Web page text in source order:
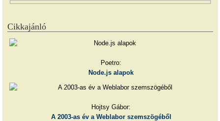
Cikkajánló
Poetro:
Node.js alapok
Hojtsy Gábor:
A 2003-as év a Weblabor szemszögéből